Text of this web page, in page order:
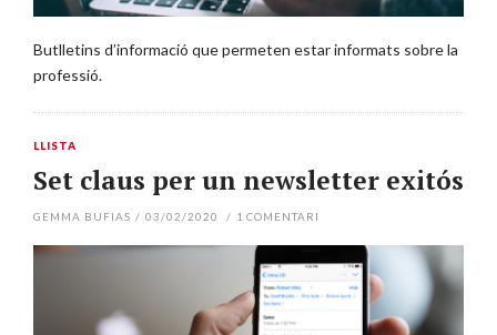
Butlletins d’informació que permeten estar informats sobre la
professió.
LLISTA
Set claus per un newsletter exitós
GEMMA BUFIAS / 03/02/2020 / 1 COMENTARI